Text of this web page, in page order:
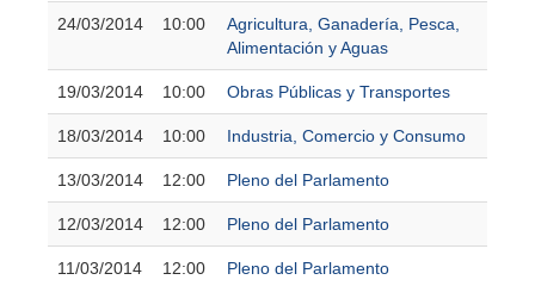
24/03/2014 10:00
Agricultura, Ganadería, Pesca,
Alimentación y Aguas
19/03/2014 10:00 Obras Públicas y Transportes
18/03/2014 10:00 Industria, Comercio y Consumo
13/03/2014 12:00 Pleno del Parlamento
12/03/2014 12:00 Pleno del Parlamento
11/03/2014 12:00 Pleno del Parlamento